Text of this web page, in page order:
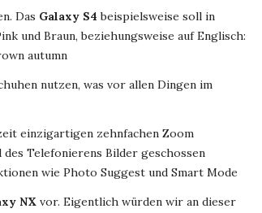
Das Galaxy S4 beispielsweise soll in
und Braun, beziehungsweise auf Englisch:
autumn
nutzen, was vor allen Dingen im
einzigartigen zehnfachen Zoom
Telefonierens Bilder geschossen
wie Photo Suggest und Smart Mode
NX vor. Eigentlich würden wir an dieser